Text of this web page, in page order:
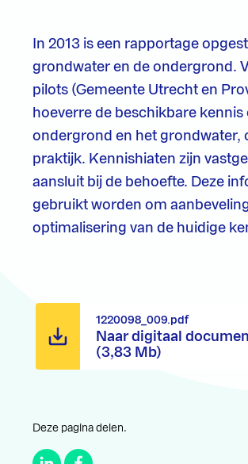
In 2013 is een rapportage
grondwater en de ondergrond.
pilots (Gemeente Utrecht en
hoeverre de beschikbare
ondergrond en het grondwater,
praktijk. Kennishiaten zijn
aansluit bij de behoefte. Deze
gebruikt worden om
optimalisering van de huidige
Naar digitaal
(3,83 Mb)
1220098_009.pdf
Deze pagina delen.